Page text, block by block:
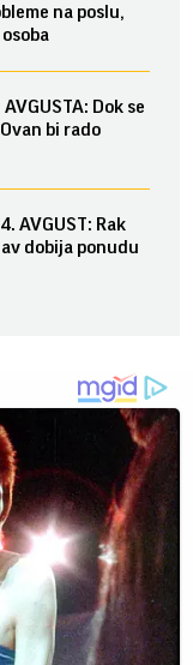
na poslu,
AVGUSTA: Dok se
bi rado
AVGUST: Rak
dobija ponudu